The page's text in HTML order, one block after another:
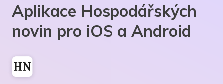
Aplikace Hospodářských
novin pro iOS a Android